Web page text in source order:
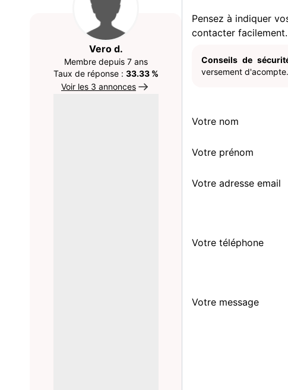
Vero d.
Membre depuis 7 ans
Taux de réponse : 33.33 %
Voir les 3 annonces
Pensez à indiquer
contacter facilement.
Conseils de
versement
Votre nom
Votre prénom
Votre adresse email
Votre téléphone
Votre message